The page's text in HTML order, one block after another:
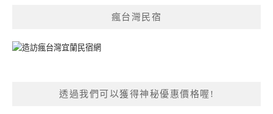
瘋台灣民宿
透過我們可以獲得神秘優惠價格喔!